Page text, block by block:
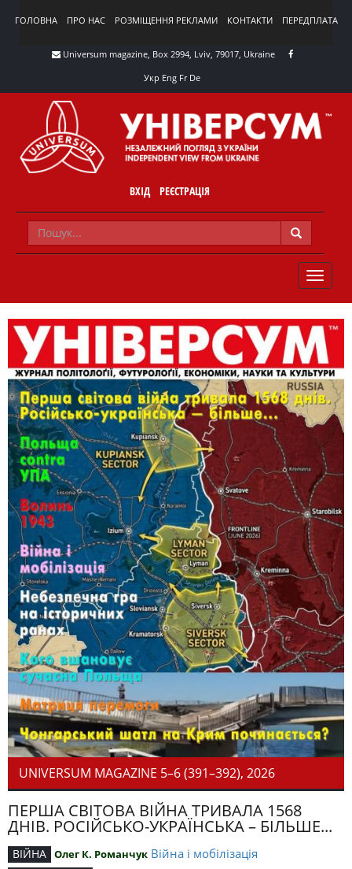
ГОЛОВНА ПРО НАС РОЗМІЩЕННЯ РЕКЛАМИ КОНТАКТИ ПЕРЕДПЛАТА
Universum magazine, Box 2994, Lviv, 79017, Ukraine
Укр Eng FrDe
ВХІД РЕЄСТРАЦІЯ
TOGGLE
UNIVERSUM MAGAZINE 5–6 (391–392), 2026
ПЕРША СВІТОВА ВІЙНА ТРИВАЛА 1568
ДНІВ. РОСІЙСЬКО-УКРАЇНСЬКА – БІЛЬШЕ...
ВІЙНА Олег К. Романчук Війна і мобілізація